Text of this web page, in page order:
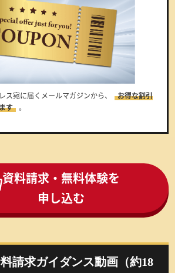
ス宛に届くメールマガジンから、
お得な割引
す 。
資料請求・無料体験を
申し込む
請求ガイダンス動画（約18